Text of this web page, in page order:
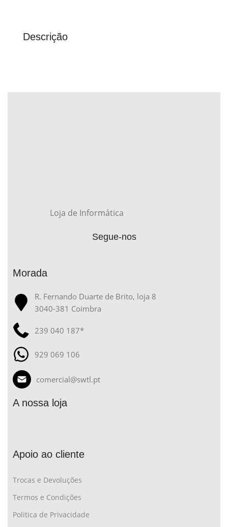
Descrição
Loja de Informática
Segue-nos
Morada
R. Fernando Duarte de Brito, loja 8
3040-381 Coimbra
239 040 187*
929 069 106
comercial@swtl.pt
A nossa loja
Apoio ao cliente
Trocas e Devoluções
Termos e Condições
Politica de Privacidade